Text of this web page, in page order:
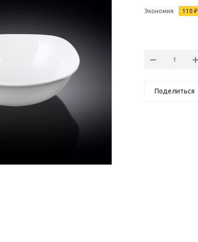
Экономия 110 ₽
Поделиться